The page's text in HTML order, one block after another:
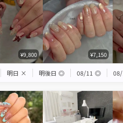
¥9,800 ¥7,150
明日 × 明後日 ◎ 08/11 ◎